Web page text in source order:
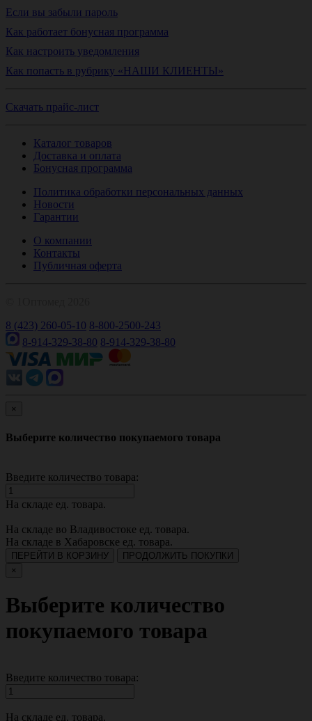
Если вы забыли пароль
Как работает бонусная программа
Как настроить уведомления
Как попасть в рубрику «НАШИ КЛИЕНТЫ»
Скачать прайс-лист
Каталог товаров
Доставка и оплата
Бонусная программа
Политика обработки персональных данных
Новости
Гарантии
О компании
Контакты
Публичная оферта
8 (423) 260-05-10 8-800-2500-243
8-914-329-38-80 8-914-329-38-80
×
Выберите количество покупаемого товара
Введите количество товара:
На складе ед. товара.
На складе во Владивостоке ед. товара.
На складе в Хабаровске ед. товара.
ПЕРЕЙТИ В КОРЗИНУ
ПРОДОЛЖИТЬ ПОКУПКИ
×
Выберите количество
покупаемого товара
Введите количество товара:
На складе ед. товара.